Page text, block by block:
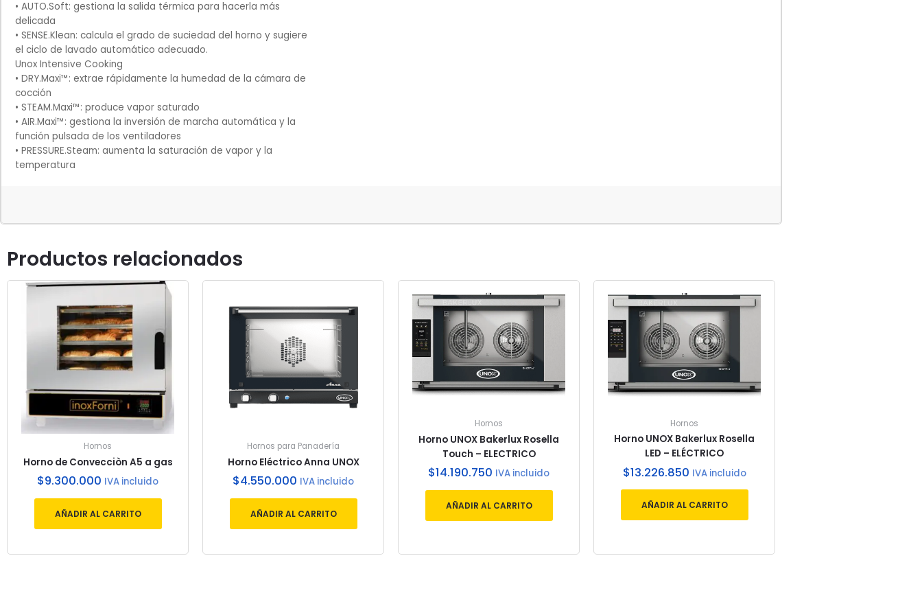
• AUTO.Soft: gestiona la salida térmica para hacerla más
delicada
• SENSE.Klean: calcula el grado de suciedad del horno y sugiere
el ciclo de lavado automático adecuado.
Unox Intensive Cooking
• DRY.Maxi™: extrae rápidamente la humedad de la cámara de
cocción
• STEAM.Maxi™: produce vapor saturado
• AIR.Maxi™: gestiona la inversión de marcha automática y la
función pulsada de los ventiladores
• PRESSURE.Steam: aumenta la saturación de vapor y la
temperatura
Productos relacionados
Hornos
Horno de Convecciòn A5 a gas
$9.300.000 IVA incluido
AÑADIR AL CARRITO
Hornos para Panadería
Horno Eléctrico Anna UNOX
$4.550.000 IVA incluido
AÑADIR AL CARRITO
Hornos
Horno UNOX Bakerlux Rosella
Touch – ELECTRICO
$14.190.750 IVA incluido
AÑADIR AL CARRITO
Hornos
Horno UNOX Bakerlux Rosella
LED – ELÉCTRICO
$13.226.850 IVA incluido
AÑADIR AL CARRITO